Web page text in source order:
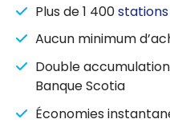
d’accumulation
chez Cineplex
Plus de 1 400
Aucun minimum
Double
Banque Scotia
Économies